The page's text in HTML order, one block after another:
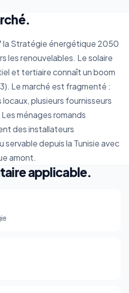
la Stratégie énergétique 2050
les renouvelables. Le solaire
et tertiaire connaît un boom
Le marché est fragmenté :
plusieurs fournisseurs
ménages romands
des installateurs
depuis la Tunisie avec
amont.
applicable.